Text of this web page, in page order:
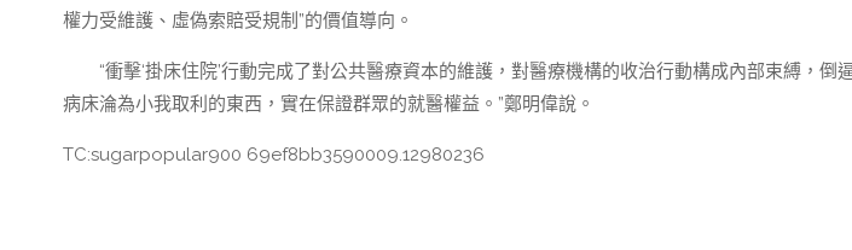
權力受維護、虛偽索賠受規制”的價值導向。
“衝擊‘掛床住院’行動完成了對公共醫療資本的維護，對醫療機構的收治行動構成內部束縛，倒
病床淪為小我取利的東西，實在保證群眾的就醫權益。”鄭明偉說。
TC:sugarpopular900 69ef8bb3590009.12980236